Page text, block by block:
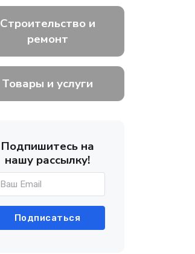
Строительство и
ремонт
Товары и услуги
Подпишитесь на
нашу рассылку!
Подписаться